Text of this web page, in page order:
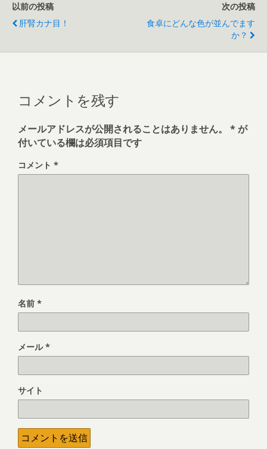
以前の投稿
肝腎カナ目！
次の投稿
食卓にどんな色が並んでます
か？
コメントを残す
メールアドレスが公開されることはありません。 * が
付いている欄は必須項目です
コメント *
名前 *
メール*
サイト